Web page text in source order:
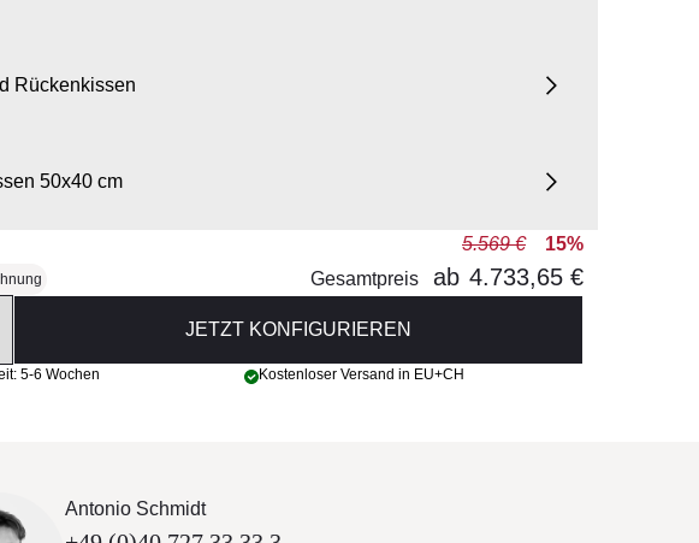
Rückenkissen
50x40 cm
40x40 cm
5.569 €
15%
Gesamtpreis
ab 4.733,65 €
JETZT KONFIGURIEREN
5-6 Wochen Kostenloser Versand in EU+CH
Antonio Schmidt